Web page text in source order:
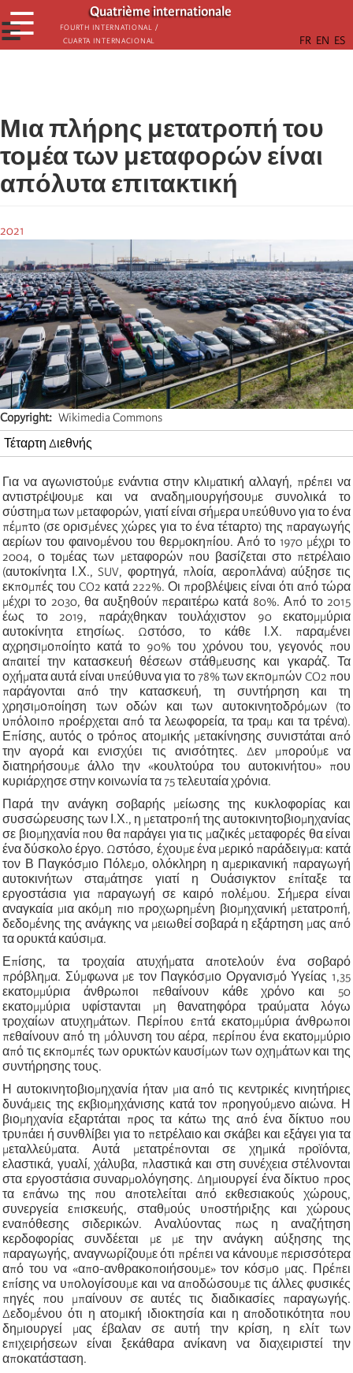
Παράκαμψη
προς
το
Quatrième internationale
Fourth International /
Cuarta Internacional
☰
☰
Μια πλήρης μετατροπή του
τομέα των μεταφορών είναι
απόλυτα επιτακτική
2021
Copyright
Wikimedia Commons
Τέταρτη Διεθνής
Για να αγωνιστούμε ενάντια στην κλιματική αλλαγή, πρέπει να
αντιστρέψουμε και να αναδημιουργήσουμε συνολικά το
σύστημα των μεταφορών, γιατί είναι σήμερα υπεύθυνο για το ένα
πέμπτο (σε ορισμένες χώρες για το ένα τέταρτο) της παραγωγής
αερίων του φαινομένου του θερμοκηπίου. Από το 1970 μέχρι το
2004, ο τομέας των μεταφορών που βασίζεται στο πετρέλαιο
(αυτοκίνητα Ι.Χ.,SUV, φορτηγά, πλοία, αεροπλάνα) αύξησε τις
εκπομπές του CO2 κατά 222%. Οι προβλέψεις είναι ότι από τώρα
μέχρι το 2030, θα αυξηθούν περαιτέρω κατά 80%. Από το 2015
έως το 2019, παράχθηκαν τουλάχιστον 90 εκατομμύρια
αυτοκίνητα ετησίως. Ωστόσο, το κάθε Ι.Χ. παραμένει
αχρησιμοποίητο κατά το 90% του χρόνου του, γεγονός που
απαιτεί την κατασκευή θέσεων στάθμευσης και γκαράζ. Τα
οχήματα αυτά είναι υπεύθυνα για το 78% των εκπομπών CO2 που
παράγονται από την κατασκευή, τη συντήρηση και τη
χρησιμοποίηση των οδών και των αυτοκινητοδρόμων (το
υπόλοιπο προέρχεται από τα λεωφορεία, τα τραμ και τα τρένα).
Επίσης, αυτός ο τρόπος ατομικής μετακίνησης συνιστάται από
την αγορά και ενισχύει τις ανισότητες. Δεν μπορούμε να
διατηρήσουμε άλλο την «κουλτούρα του αυτοκινήτου» που
κυριάρχησε στην κοινωνία τα 75 τελευταία χρόνια.
Παρά την ανάγκη σοβαρής μείωσης της κυκλοφορίας και
συσσώρευσης των Ι.Χ., η μετατροπή της αυτοκινητοβιομηχανίας
σε βιομηχανία που θα παράγει για τις μαζικές μεταφορές θα είναι
ένα δύσκολο έργο. Ωστόσο, έχουμε ένα μερικό παράδειγμα: κατά
τον Β Παγκόσμιο Πόλεμο, ολόκληρη η αμερικανική παραγωγή
αυτοκινήτων σταμάτησε γιατί η Ουάσιγκτον επίταξε τα
εργοστάσια για παραγωγή σε καιρό πολέμου. Σήμερα είναι
αναγκαία μια ακόμη πιο προχωρημένη βιομηχανική μετατροπή,
δεδομένης της ανάγκης να μειωθεί σοβαρά η εξάρτηση μας από
τα ορυκτά καύσιμα.
Επίσης, τα τροχαία ατυχήματα αποτελούν ένα σοβαρό
πρόβλημα. Σύμφωνα με τον Παγκόσμιο Οργανισμό Υγείας 1,35
εκατομμύρια άνθρωποι πεθαίνουν κάθε χρόνο και 50
εκατομμύρια υφίστανται μη θανατηφόρα τραύματα λόγω
τροχαίων ατυχημάτων. Περίπου επτά εκατομμύρια άνθρωποι
πεθαίνουν από τη μόλυνση του αέρα, περίπου ένα εκατομμύριο
από τις εκπομπές των ορυκτών καυσίμων των οχημάτων και της
συντήρησης τους.
Η αυτοκινητοβιομηχανία ήταν μια από τις κεντρικές κινητήριες
δυνάμεις της εκβιομηχάνισης κατά τον προηγούμενο αιώνα. Η
βιομηχανία εξαρτάται προς τα κάτω της από ένα δίκτυο που
τρυπάει ή συνθλίβει για το πετρέλαιο και σκάβει και εξάγει για τα
μεταλλεύματα. Αυτά μετατρέπονται σε χημικά προϊόντα,
ελαστικά, γυαλί, χάλυβα, πλαστικά και στη συνέχεια στέλνονται
στα εργοστάσια συναρμολόγησης. Δημιουργεί ένα δίκτυο προς
τα επάνω της που αποτελείται από εκθεσιακούς χώρους,
συνεργεία επισκευής, σταθμούς υποστήριξης και χώρους
εναπόθεσης σιδερικών. Αναλύοντας πως η αναζήτηση
κερδοφορίας συνδέεται με με την ανάγκη αύξησης της
παραγωγής, αναγνωρίζουμε ότι πρέπει να κάνουμε περισσότερα
από του να «απο-ανθρακοποιήσουμε» τον κόσμο μας. Πρέπει
επίσης να υπολογίσουμε και να αποδώσουμε τις άλλες φυσικές
πηγές που μπαίνουν σε αυτές τις διαδικασίες παραγωγής.
Δεδομένου ότι η ατομική ιδιοκτησία και η αποδοτικότητα που
δημιουργεί μας έβαλαν σε αυτή την κρίση, η ελίτ των
επιχειρήσεων είναι ξεκάθαρα ανίκανη να διαχειριστεί την
αποκατάσταση.